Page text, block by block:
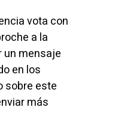
vota con
a la
un mensaje
en los
sobre este
más